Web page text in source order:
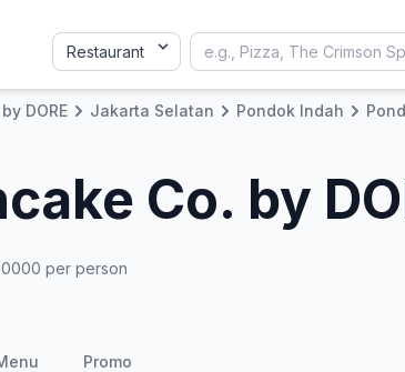
DORE Jakarta Selatan Pondok Indah
Co. by
per person
Promo